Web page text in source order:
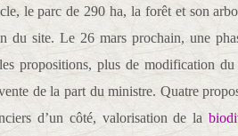
le parc de 290 ha, la forêt et son
du site. Le 26 mars prochain, une
propositions, plus de modification
de la part du ministre. Quatre
d’un côté, valorisation de la